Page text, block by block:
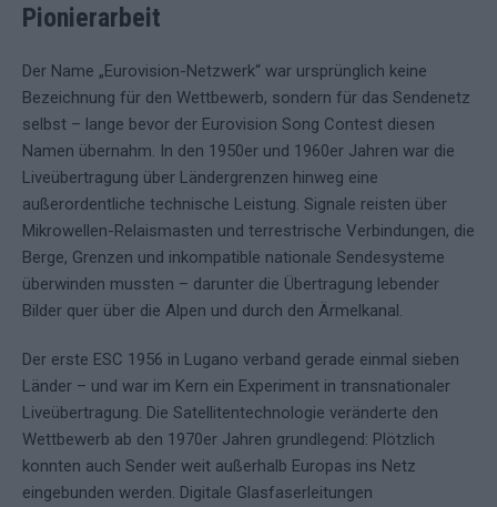
Pionierarbeit
Der Name „Eurovision-Netzwerk“ war ursprünglich keine
Bezeichnung für den Wettbewerb, sondern für das Sendenetz
selbst – lange bevor der Eurovision Song Contest diesen
Namen übernahm. In den 1950er und 1960er Jahren war die
Liveübertragung über Ländergrenzen hinweg eine
außerordentliche technische Leistung. Signale reisten über
Mikrowellen-Relaismasten und terrestrische Verbindungen, die
Berge, Grenzen und inkompatible nationale Sendesysteme
überwinden mussten – darunter die Übertragung lebender
Bilder quer über die Alpen und durch den Ärmelkanal.
Der erste ESC 1956 in Lugano verband gerade einmal sieben
Länder – und war im Kern ein Experiment in transnationaler
Liveübertragung. Die Satellitentechnologie veränderte den
Wettbewerb ab den 1970er Jahren grundlegend: Plötzlich
konnten auch Sender weit außerhalb Europas ins Netz
eingebunden werden. Digitale Glasfaserleitungen